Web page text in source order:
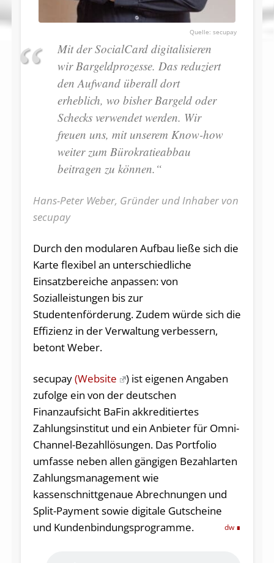
secupay
Mit der SocialCard digitalisieren
wir Bargeldprozesse. Das reduziert
den Aufwand überall dort
erheblich, wo bisher Bargeld oder
Schecks verwendet werden. Wir
freuen uns, mit unserem Know-how
weiter zum Bürokratieabbau
beitragen zu können.“
Hans-Peter Weber, Gründer und Inhaber von
secupay
Durch den modularen Aufbau ließe sich die
Karte flexibel an unterschiedliche
Einsatzbereiche anpassen: von
Sozialleistungen bis zur
Studentenförderung. Zudem würde sich die
Effizienz in der Verwaltung verbessern,
betont Weber.
secupay(Website
) ist eigenen Angaben
zufolge ein von der deutschen
Finanzaufsicht BaFin akkreditiertes
Zahlungsinstitut und ein Anbieter für Omni-
Channel-Bezahllösungen. Das Portfolio
umfasse neben allen gängigen Bezahlarten
Zahlungsmanagement wie
kassenschnittgenaue Abrechnungen und
Split-Payment sowie digitale Gutscheine
und Kundenbindungsprogramme.
dw